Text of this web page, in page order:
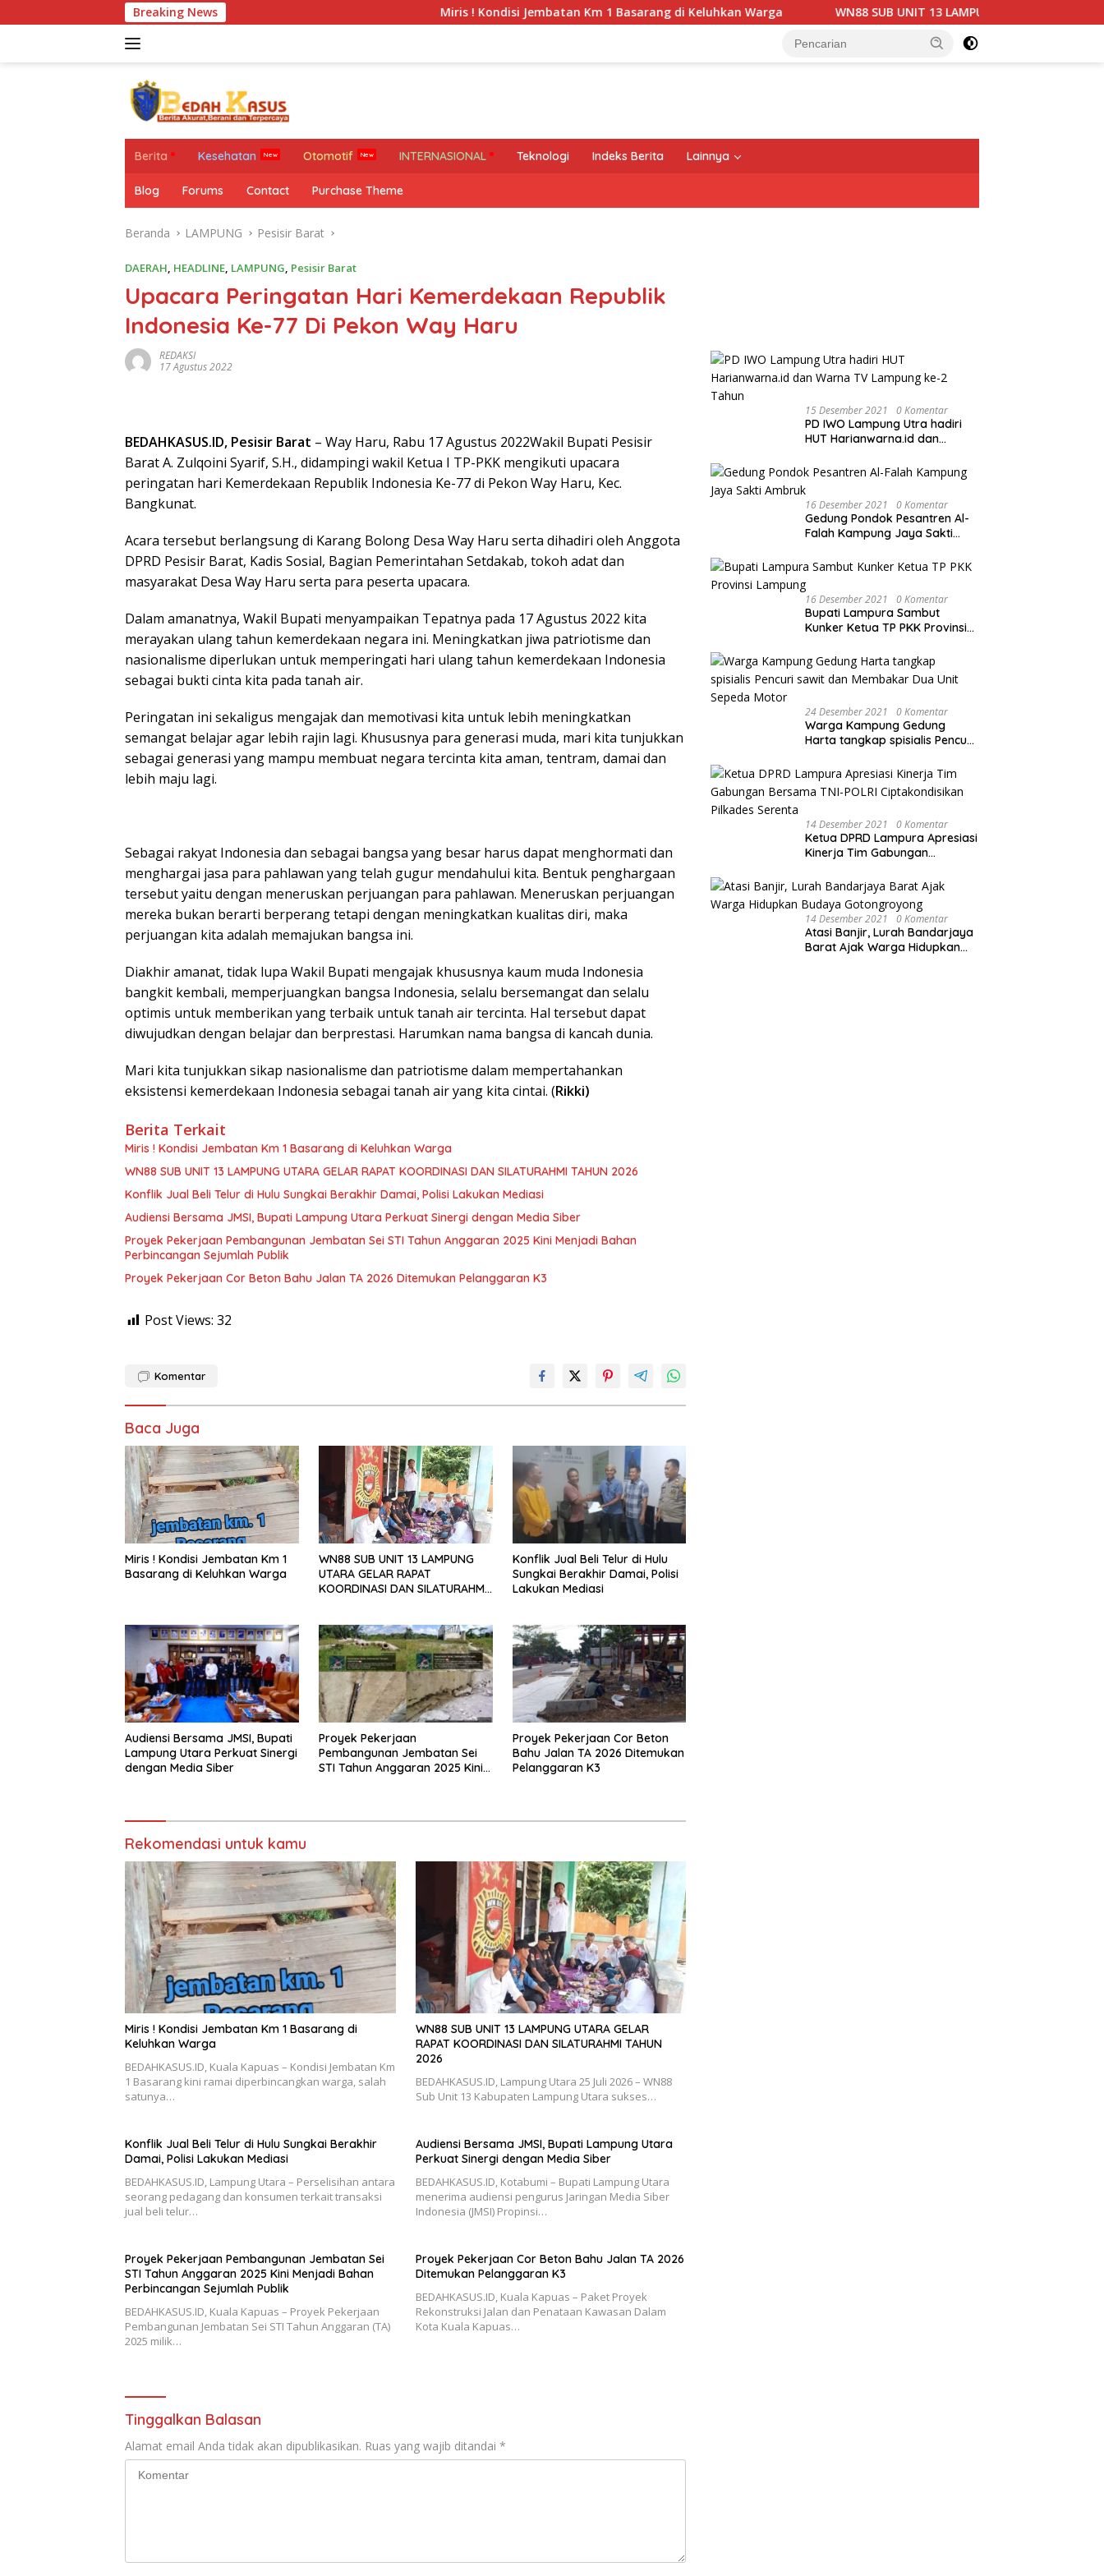
ke
Breaking News Miris ! Kondisi Jembatan Km 1 Basarang di Keluhkan Warga WN88 SUB UNIT 13 LAMPUNG UTARA GELAR RAPAT
Berita Kesehatan Otomotif INTERNASIONAL Teknologi Indeks Berita Lainnya
Blog Forums Contact Purchase Theme
Beranda LAMPUNG Pesisir Barat
DAERAH, HEADLINE, LAMPUNG, Pesisir Barat
Upacara Peringatan Hari Kemerdekaan Republik
Indonesia Ke-77 Di Pekon Way Haru
REDAKSI
17 Agustus 2022
BEDAHKASUS.ID, Pesisir Barat – Way Haru, Rabu 17 Agustus 2022Wakil Bupati Pesisir
Barat A. Zulqoini Syarif, S.H., didampingi wakil Ketua I TP-PKK mengikuti upacara
peringatan hari Kemerdekaan Republik Indonesia Ke-77 di Pekon Way Haru, Kec.
Bangkunat.
Acara tersebut berlangsung di Karang Bolong Desa Way Haru serta dihadiri oleh Anggota
DPRD Pesisir Barat, Kadis Sosial, Bagian Pemerintahan Setdakab, tokoh adat dan
masyarakat Desa Way Haru serta para peserta upacara.
Dalam amanatnya, Wakil Bupati menyampaikan Tepatnya pada 17 Agustus 2022 kita
merayakan ulang tahun kemerdekaan negara ini. Meningkatkan jiwa patriotisme dan
nasionalisme diperlukan untuk memperingati hari ulang tahun kemerdekaan Indonesia
sebagai bukti cinta kita pada tanah air.
Peringatan ini sekaligus mengajak dan memotivasi kita untuk lebih meningkatkan
semangat belajar agar lebih rajin lagi. Khususnya para generasi muda, mari kita tunjukkan
sebagai generasi yang mampu membuat negara tercinta kita aman, tentram, damai dan
lebih maju lagi.
Sebagai rakyat Indonesia dan sebagai bangsa yang besar harus dapat menghormati dan
menghargai jasa para pahlawan yang telah gugur mendahului kita. Bentuk penghargaan
tersebut yaitu dengan meneruskan perjuangan para pahlawan. Meneruskan perjuangan
mereka bukan berarti berperang tetapi dengan meningkatkan kualitas diri, maka
perjuangan kita adalah memajukan bangsa ini.
Diakhir amanat, tidak lupa Wakil Bupati mengajak khususnya kaum muda Indonesia
bangkit kembali, memperjuangkan bangsa Indonesia, selalu bersemangat dan selalu
optimis untuk memberikan yang terbaik untuk tanah air tercinta. Hal tersebut dapat
diwujudkan dengan belajar dan berprestasi. Harumkan nama bangsa di kancah dunia.
Mari kita tunjukkan sikap nasionalisme dan patriotisme dalam mempertahankan
eksistensi kemerdekaan Indonesia sebagai tanah air yang kita cintai. (Rikki)
Berita Terkait
Miris ! Kondisi Jembatan Km 1 Basarang di Keluhkan Warga
WN88 SUB UNIT 13 LAMPUNG UTARA GELAR RAPAT KOORDINASI DAN SILATURAHMI TAHUN 2026
Konflik Jual Beli Telur di Hulu Sungkai Berakhir Damai, Polisi Lakukan Mediasi
Audiensi Bersama JMSI, Bupati Lampung Utara Perkuat Sinergi dengan Media Siber
Proyek Pekerjaan Pembangunan Jembatan Sei STI Tahun Anggaran 2025 Kini Menjadi Bahan
Perbincangan Sejumlah Publik
Proyek Pekerjaan Cor Beton Bahu Jalan TA 2026 Ditemukan Pelanggaran K3
Post Views: 32
Komentar
Baca Juga
Miris ! Kondisi Jembatan Km 1
Basarang di Keluhkan Warga
WN88 SUB UNIT 13 LAMPUNG
UTARA GELAR RAPAT
KOORDINASI DAN SILATURAHMI
Konflik Jual Beli Telur di Hulu
Sungkai Berakhir Damai, Polisi
Lakukan Mediasi
Audiensi Bersama JMSI, Bupati
Lampung Utara Perkuat Sinergi
dengan Media Siber
Proyek Pekerjaan
Pembangunan Jembatan Sei
STI Tahun Anggaran 2025 Kini
Proyek Pekerjaan Cor Beton
Bahu Jalan TA 2026 Ditemukan
Pelanggaran K3
Rekomendasi untuk kamu
Miris ! Kondisi Jembatan Km 1 Basarang di
Keluhkan Warga
BEDAHKASUS.ID, Kuala Kapuas – Kondisi Jembatan Km
1 Basarang kini ramai diperbincangkan warga, salah
satunya…
WN88 SUB UNIT 13 LAMPUNG UTARA GELAR
RAPAT KOORDINASI DAN SILATURAHMI TAHUN
2026
BEDAHKASUS.ID, Lampung Utara 25 Juli 2026 – WN88
Sub Unit 13 Kabupaten Lampung Utara sukses…
Konflik Jual Beli Telur di Hulu Sungkai Berakhir
Damai, Polisi Lakukan Mediasi
BEDAHKASUS.ID, Lampung Utara – Perselisihan antara
seorang pedagang dan konsumen terkait transaksi
jual beli telur…
Audiensi Bersama JMSI, Bupati Lampung Utara
Perkuat Sinergi dengan Media Siber
BEDAHKASUS.ID, Kotabumi – Bupati Lampung Utara
menerima audiensi pengurus Jaringan Media Siber
Indonesia (JMSI) Propinsi…
Proyek Pekerjaan Pembangunan Jembatan Sei
STI Tahun Anggaran 2025 Kini Menjadi Bahan
Perbincangan Sejumlah Publik
BEDAHKASUS.ID, Kuala Kapuas – Proyek Pekerjaan
Pembangunan Jembatan Sei STI Tahun Anggaran (TA)
2025 milik…
Proyek Pekerjaan Cor Beton Bahu Jalan TA 2026
Ditemukan Pelanggaran K3
BEDAHKASUS.ID, Kuala Kapuas – Paket Proyek
Rekonstruksi Jalan dan Penataan Kawasan Dalam
Kota Kuala Kapuas…
Tinggalkan Balasan
Alamat email Anda tidak akan dipublikasikan. Ruas yang wajib ditandai *
15 Desember 2021 0 Komentar
PD IWO Lampung Utra hadiri
HUT Harianwarna.id dan
Tahun
16 Desember 2021 0 Komentar
Gedung Pondok Pesantren Al-
Falah Kampung Jaya Sakti
16 Desember 2021 0 Komentar
Bupati Lampura Sambut
Kunker Ketua TP PKK Provinsi
24 Desember 2021 0 Komentar
Warga Kampung Gedung
Harta tangkap spisialis Pencuri
Sepeda Motor
14 Desember 2021 0 Komentar
Ketua DPRD Lampura Apresiasi
Kinerja Tim Gabungan
Ciptakondisikan Pilkades
Serenta
14 Desember 2021 0 Komentar
Atasi Banjir, Lurah Bandarjaya
Barat Ajak Warga Hidupkan